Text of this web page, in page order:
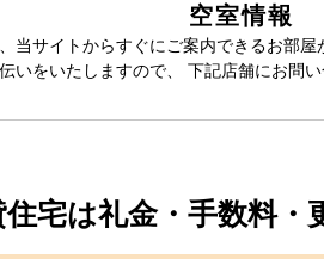
空室情報
当サイトからすぐにご案内できるお部屋
いをいたしますので、 下記店舗にお問い
住宅は礼金・手数料・